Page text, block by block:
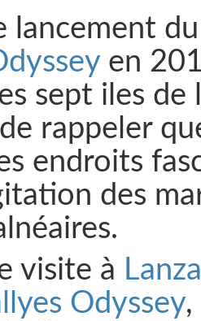
lancement
en
sept iles de
de rappeler
endroits
des
visite à
Odyssey,